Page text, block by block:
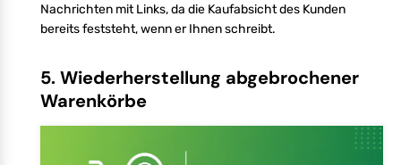
Nachrichten mit Links, da die Kaufabsicht des Kunden
bereits feststeht, wenn er Ihnen schreibt.
5. Wiederherstellung abgebrochener
Warenkörbe